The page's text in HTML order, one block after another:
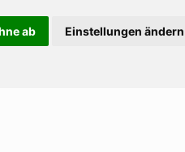
ab Einstellungen ändern